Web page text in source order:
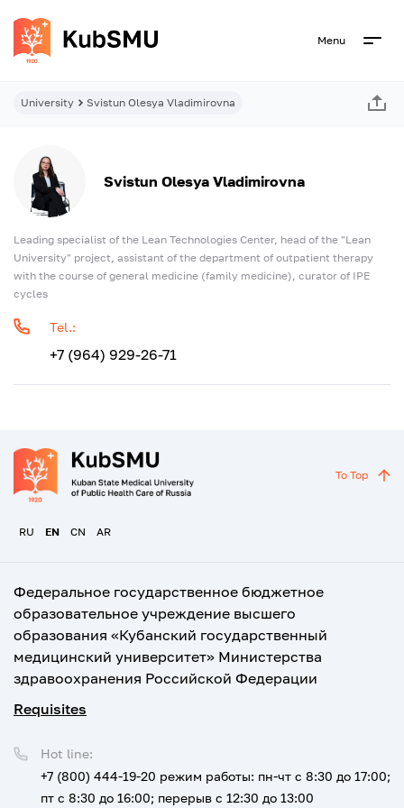
Menu
University Svistun Olesya Vladimirovna
Svistun Olesya Vladimirovna
Leading specialist of the Lean Technologies Center, head of the "Lean
University" project, assistant of the department of outpatient therapy
with the course of general medicine (family medicine), curator of IPE
cycles
Tel.:
+7 (964) 929-26-71
RU EN CN AR
To Top
Федеральное государственное бюджетное
образовательное учреждение высшего
образования «Кубанский государственный
медицинский университет» Министерства
здравоохранения Российской Федерации
Requisites
Hot line:
+7 (800) 444-19-20 режим работы: пн-чт с 8:30 до 17:00;
пт с 8:30 до 16:00; перерыв с 12:30 до 13:00